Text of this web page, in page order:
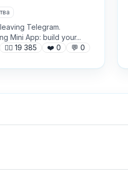
Нейросети
Новеллы и ролевые
Обменники и биржи
Войти через Telegram
✕
Telegram.
Mini App: build your...
🙍‍♂️ 19 385 ❤️ 0 💬 0